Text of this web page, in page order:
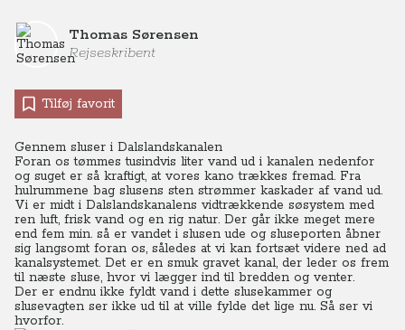
Thomas Sørensen
Rejseskribent
Tilføj favorit
Gennem sluser i Dalslandskanalen
Foran os tømmes tusindvis liter vand ud i kanalen nedenfor
og suget er så kraftigt, at vores kano trækkes fremad. Fra
hulrummene bag slusens sten strømmer kaskader af vand ud.
Vi er midt i Dalslandskanalens vidtrækkende søsystem med
ren luft, frisk vand og en rig natur. Der går ikke meget mere
end fem min. så er vandet i slusen ude og sluseporten åbner
sig langsomt foran os, således at vi kan fortsæt videre ned ad
kanalsystemet. Det er en smuk gravet kanal, der leder os frem
til næste sluse, hvor vi lægger ind til bredden og venter.
Der er endnu ikke fyldt vand i dette slusekammer og
slusevagten ser ikke ud til at ville fylde det lige nu. Så ser vi
hvorfor.